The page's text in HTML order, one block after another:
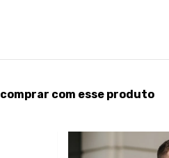
com esse produto